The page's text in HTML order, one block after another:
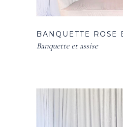
BANQUETTE ROSE
Banquette et assise